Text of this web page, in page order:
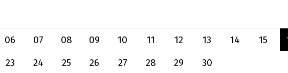
06 07 08 09 10 11 12 13 14 15
23 24 25 26 27 28 29 30